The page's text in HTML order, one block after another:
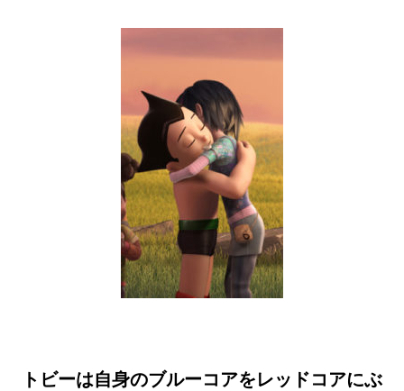
トビーは自身のブルーコアをレッドコアにぶ